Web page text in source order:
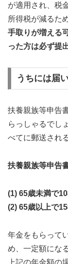
が適用され、税
所得税が減るた
手取りが増える
った方は必ず提
うちには届
扶養親族等申告
らっしゃるでし
べてに郵送され
扶養親族等申告
(1) 65歳未満で
(2) 65歳以上で
年金をもらって
め、一定額にな
上記の年金額の